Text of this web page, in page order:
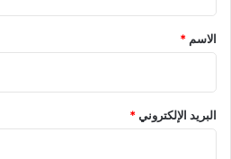
*
الاسم *
البريد الإلكتروني*